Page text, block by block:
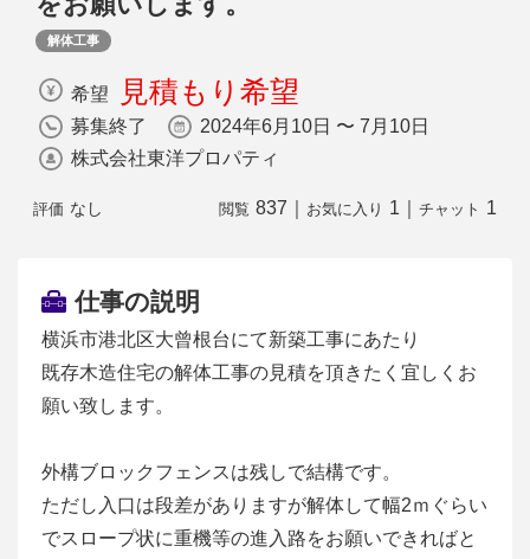
解体工事
希望 見積もり希望
募集終了
2024年6月10日 〜 7月10日
株式会社東洋プロパティ
評価 なし 閲覧 837 お気に入り 1 チャット 1
仕事の説明
横浜市港北区大曾根台にて新築工事にあたり
既存木造住宅の解体工事の見積を頂きたく宜しくお
願い致します。
外構ブロックフェンスは残しで結構です。
ただし入口は段差がありますが解体して幅2ｍぐらい
でスロープ状に重機等の進入路をお願いできればと